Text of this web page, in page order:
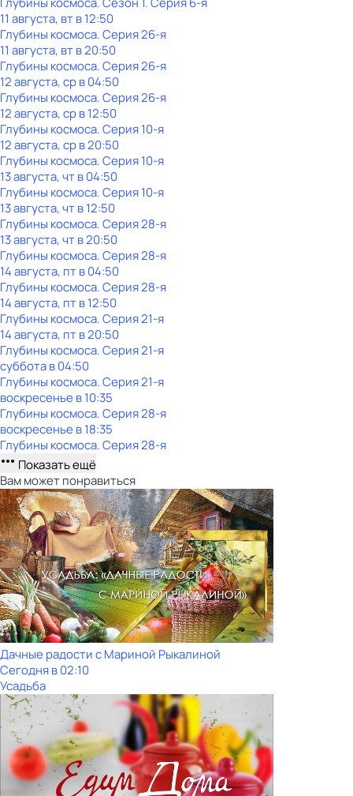
11 августа, вт в 12:50
Глубины космоса. Серия 26-я
11 августа, вт в 20:50
Глубины космоса. Серия 26-я
12 августа, ср в 04:50
Глубины космоса. Серия 26-я
12 августа, ср в 12:50
Глубины космоса. Серия 10-я
12 августа, ср в 20:50
Глубины космоса. Серия 10-я
13 августа, чт в 04:50
Глубины космоса. Серия 10-я
13 августа, чт в 12:50
Глубины космоса. Серия 28-я
13 августа, чт в 20:50
Глубины космоса. Серия 28-я
14 августа, пт в 04:50
Глубины космоса. Серия 28-я
14 августа, пт в 12:50
Глубины космоса. Серия 21-я
14 августа, пт в 20:50
Глубины космоса. Серия 21-я
субботав04:50
Глубины космоса. Серия 21-я
воскресенье в10:35
Глубины космоса. Серия 28-я
воскресенье в18:35
Глубины космоса. Серия 28-я
Показать ещё
Вам может понравиться
Дачные радости с Мариной Рыкалиной
Сегодня в 02:10
Усадьба